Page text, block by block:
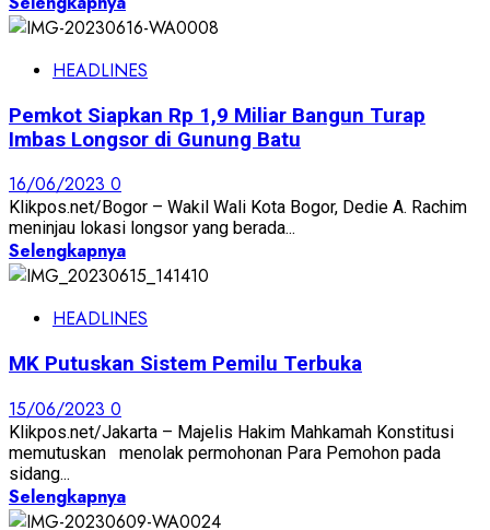
HEADLINES
Pemkot Siapkan Rp 1,9 Miliar Bangun Turap
Imbas Longsor di Gunung Batu
16/06/2023 0
Klikpos.net/Bogor – Wakil Wali Kota Bogor, Dedie A. Rachim
meninjau lokasi longsor yang berada...
Selengkapnya
HEADLINES
MK Putuskan Sistem Pemilu Terbuka
15/06/2023 0
Klikpos.net/Jakarta – Majelis Hakim Mahkamah Konstitusi
memutuskan menolak permohonan Para Pemohon pada
sidang...
Selengkapnya